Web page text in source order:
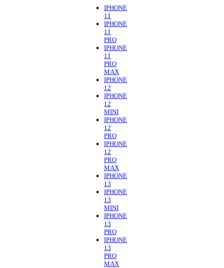
IPHONE
11
IPHONE
11
PRO
IPHONE
11
PRO
MAX
IPHONE
12
IPHONE
12
MINI
IPHONE
12
PRO
IPHONE
12
PRO
MAX
IPHONE
13
IPHONE
13
MINI
IPHONE
13
PRO
IPHONE
13
PRO
MAX